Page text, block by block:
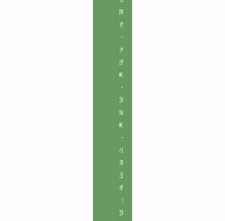
間
市
・
大
洗
町
・
茨
城
町
・
小
美
玉
市
茨